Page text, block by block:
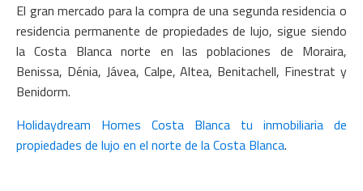
El gran mercado para la compra de una segunda residencia o
residencia permanente de propiedades de lujo, sigue siendo
la Costa Blanca norte en las poblaciones de Moraira,
Benissa, Dénia, Jávea, Calpe, Altea, Benitachell, Finestrat y
Benidorm.
Holidaydream Homes Costa Blanca tu inmobiliaria de
propiedades de lujo en el norte de la Costa Blanca.